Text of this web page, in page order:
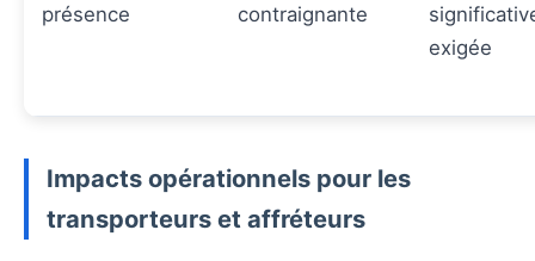
présence
contraignante
exigée
Impacts opérationnels pour les
transporteurs et affréteurs